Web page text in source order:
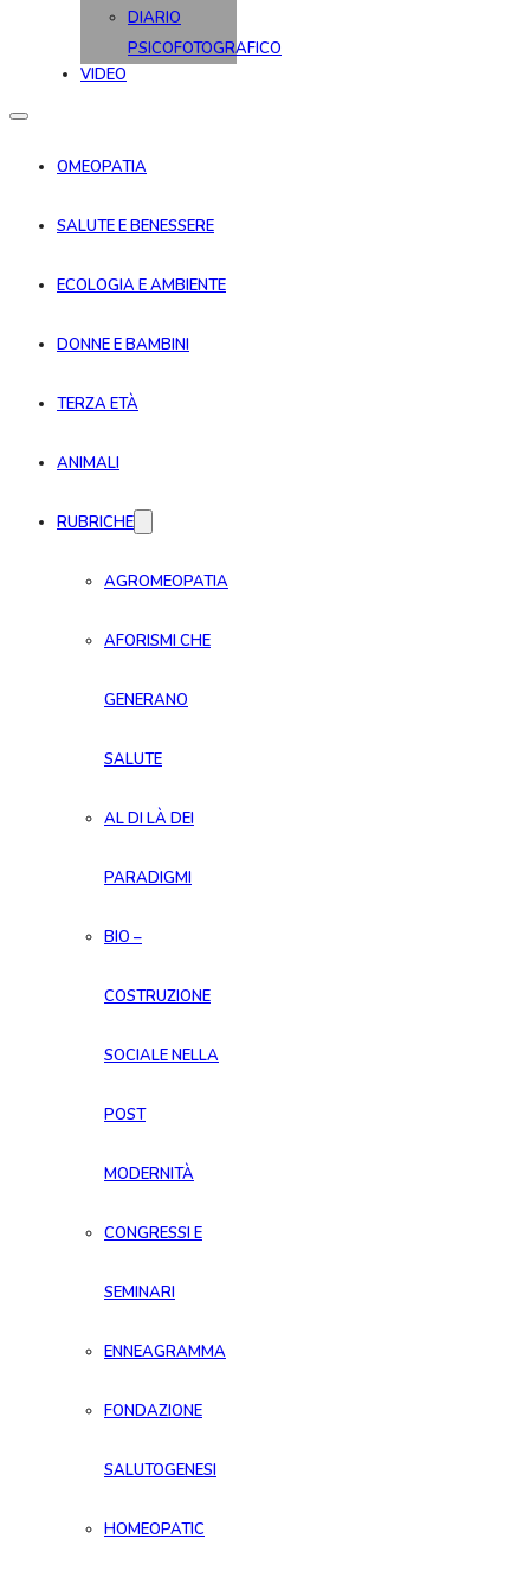
DIARIO
PSICOFOTOGRAFICO
VIDEO
OMEOPATIA
SALUTE E BENESSERE
ECOLOGIA E AMBIENTE
DONNE E BAMBINI
TERZA ETÀ
ANIMALI
RUBRICHE
AGROMEOPATIA
AFORISMI CHE
GENERANO
SALUTE
AL DI LÀ DEI
PARADIGMI
BIO –
COSTRUZIONE
SOCIALE NELLA
POST
MODERNITÀ
CONGRESSI E
SEMINARI
ENNEAGRAMMA
FONDAZIONE
SALUTOGENESI
HOMEOPATIC